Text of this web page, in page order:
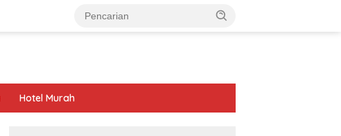
Hotel Murah